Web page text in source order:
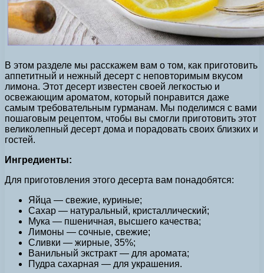
В этом разделе мы расскажем вам о том, как приготовить
аппетитный и нежный десерт с неповторимым вкусом
лимона. Этот десерт известен своей легкостью и
освежающим ароматом, который понравится даже
самым требовательным гурманам. Мы поделимся с вами
пошаговым рецептом, чтобы вы смогли приготовить этот
великолепный десерт дома и порадовать своих близких и
гостей.
Ингредиенты:
Для приготовления этого десерта вам понадобятся:
Яйца — свежие, куриные;
Сахар — натуральный, кристаллический;
Мука — пшеничная, высшего качества;
Лимоны — сочные, свежие;
Сливки — жирные, 35%;
Ванильный экстракт — для аромата;
Пудра сахарная — для украшения.